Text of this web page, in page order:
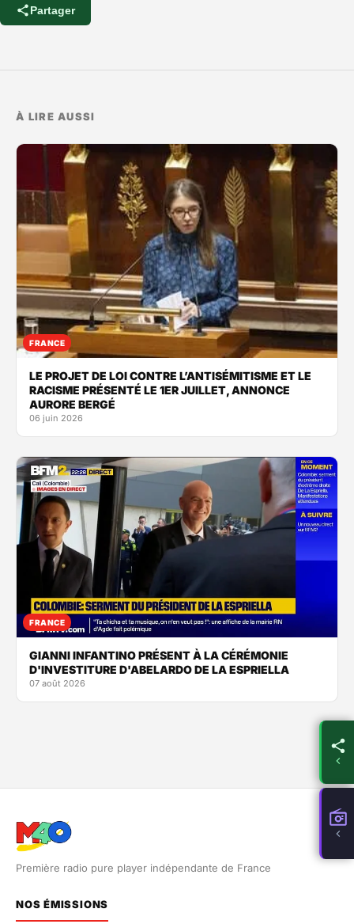
Partager
À LIRE AUSSI
FRANCE
LE PROJET DE LOI CONTRE L’ANTISÉMITISME ET LE
RACISME PRÉSENTÉ LE 1ER JUILLET, ANNONCE
AURORE BERGÉ
06 juin 2026
FRANCE
GIANNI INFANTINO PRÉSENT À LA CÉRÉMONIE
D'INVESTITURE D'ABELARDO DE LA ESPRIELLA
07 août 2026
Première radio pure player indépendante de France
NOS ÉMISSIONS